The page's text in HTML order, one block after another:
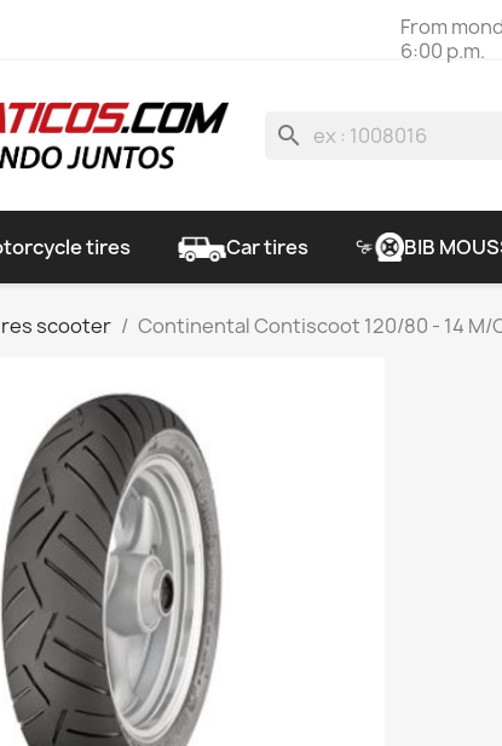
From
6:00 p.m.
search
tires Car tires BIB
scooter Continental Contiscoot 120/80 - 14 M/